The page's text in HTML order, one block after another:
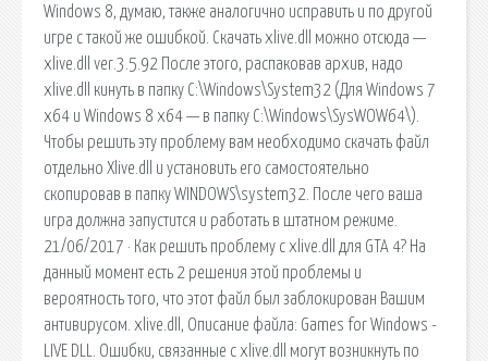
Windows 8, думаю, также аналогично исправить и по другой
игре с такой же ошибкой. Скачать xlive.dll можно отсюда —
xlive.dll ver.3.5.92 После этого, распаковав архив, надо
xlive.dll кинуть в папку C:\Windows\System32 (Для Windows 7
x64 и Windows 8 x64 — в папку C:\Windows\SysWOW64\).
Чтобы решить эту проблему вам необходимо скачать файл
отдельно Xlive.dll и установить его самостоятельно
скопировав в папку WINDOWS\system32. После чего ваша
игра должна запустится и работать в штатном режиме.
21/06/2017 · Как решить проблему с xlive.dll для GTA 4? На
данный момент есть 2 решения этой проблемы и
вероятность того, что этот файл был заблокирован Вашим
антивирусом. xlive.dll, Описание файла: Games for Windows -
LIVE DLL. Ошибки, связанные с xlive.dll могут возникнуть по